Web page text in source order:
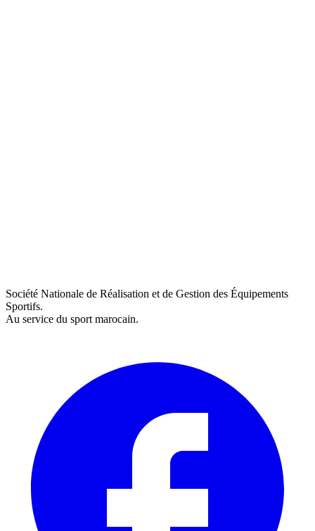
Société Nationale de Réalisation et de Gestion des Équipements
Sportifs.
Au service du sport marocain.